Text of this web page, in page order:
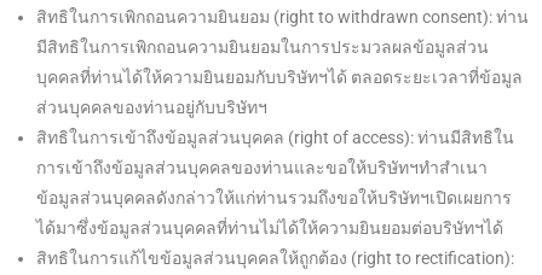
สิทธิในการเพิกถอนความยินยอม (right to withdrawn consent): ท่าน
มีสิทธิในการเพิกถอนความยินยอมในการประมวลผลข้อมูลส่วน
บุคคลที่ท่านได้ให้ความยินยอมกับบริษัทฯได้ ตลอดระยะเวลาที่ข้อมูล
ส่วนบุคคลของท่านอยู่กับบริษัทฯ
สิทธิในการเข้าถึงข้อมูลส่วนบุคคล (right of access): ท่านมีสิทธิใน
การเข้าถึงข้อมูลส่วนบุคคลของท่านและขอให้บริษัทฯทำสำเนา
ข้อมูลส่วนบุคคลดังกล่าวให้แก่ท่านรวมถึงขอให้บริษัทฯเปิดเผยการ
ได้มาซึ่งข้อมูลส่วนบุคคลที่ท่านไม่ได้ให้ความยินยอมต่อบริษัทฯได้
สิทธิในการแก้ไขข้อมูลส่วนบุคคลให้ถูกต้อง (right to rectification):